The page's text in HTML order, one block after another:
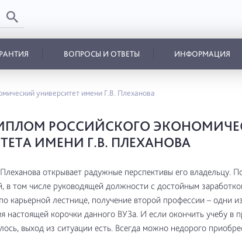
ВОПРОСЫ И ОТВЕТЫ ИНФОРМАЦИЯ
университет имени Г.В. Плеханова
РОССИЙСКОГО
ИМЕНИ Г.В. ПЛЕХАНОВА
открывает радужные перспективы его владельцу.
в том числе руководящей должности с достойным
карьерной лестнице, получение второй профессии – одни
настоящей корочки данного ВУЗа. И если окончить учебу в
выход из ситуации есть. Всегда можно недорого